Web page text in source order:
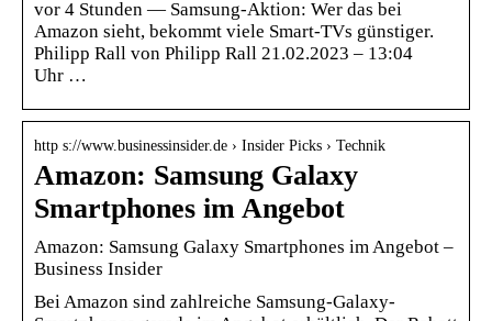
vor 4 Stunden — Samsung-Aktion: Wer das bei
Amazon sieht, bekommt viele Smart-TVs günstiger.
Philipp Rall von Philipp Rall 21.02.2023 – 13:04
Uhr …
http s://www.businessinsider.de › Insider Picks › Technik
Amazon: Samsung Galaxy
Smartphones im Angebot
Amazon: Samsung Galaxy Smartphones im Angebot –
Business Insider
Bei Amazon sind zahlreiche Samsung-Galaxy-